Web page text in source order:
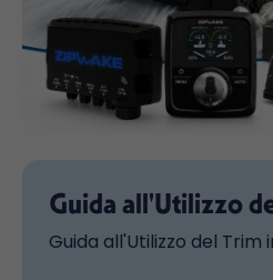
Guida all'Utilizzo
Guida all'Utilizzo del Trim